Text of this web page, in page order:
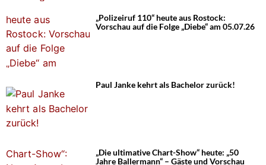
„Polizeiruf 110“ heute aus Rostock:
Vorschau auf die Folge „Diebe“ am 05.07.26
Paul Janke kehrt als Bachelor zurück!
„Die ultimative Chart-Show“ heute: „50
Jahre Ballermann“ – Gäste und Vorschau